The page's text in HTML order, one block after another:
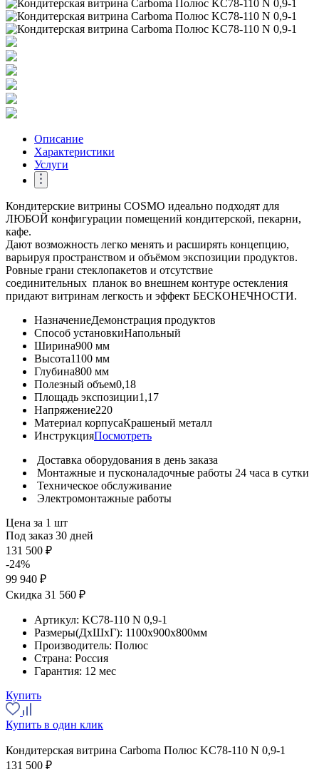
Описание
Характеристики
Услуги
Кондитерские витрины COSMO идеально подходят для
ЛЮБОЙ конфигурации помещений кондитерской, пекарни,
кафе.
Дают возможность легко менять и расширять концепцию,
варьируя пространством и объёмом экспозиции продуктов.
Ровные грани стеклопакетов и отсутствие
соединительных планок во внешнем контуре остекления
придают витринам легкость и эффект БЕСКОНЕЧНОСТИ.
НазначениеДемонстрация продуктов
Способ установкиНапольный
Ширина900 мм
Высота1100 мм
Глубина800 мм
Полезный объем0,18
Площадь экспозиции1,17
Напряжение220
Материал корпусаКрашеный металл
ИнструкцияПосмотреть
Доставка оборудования в день заказа
Монтажные и пусконаладочные работы 24 часа в сутки
Техническое обслуживание
Электромонтажные работы
Цена за 1 шт
Под заказ 30 дней
131 500 ₽
-24%
99 940 ₽
Скидка 31 560 ₽
Артикул: KC78-110 N 0,9-1
Размеры(ДхШхГ): 1100x900x800мм
Производитель: Полюс
Страна: Россия
Гарантия: 12 мес
Купить
Купить в один клик
Кондитерская витрина Carboma Полюс KC78-110 N 0,9-1
131 500 ₽